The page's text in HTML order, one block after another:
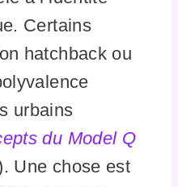
Certains
hatchback ou
urbains
du Model Q
Une chose est